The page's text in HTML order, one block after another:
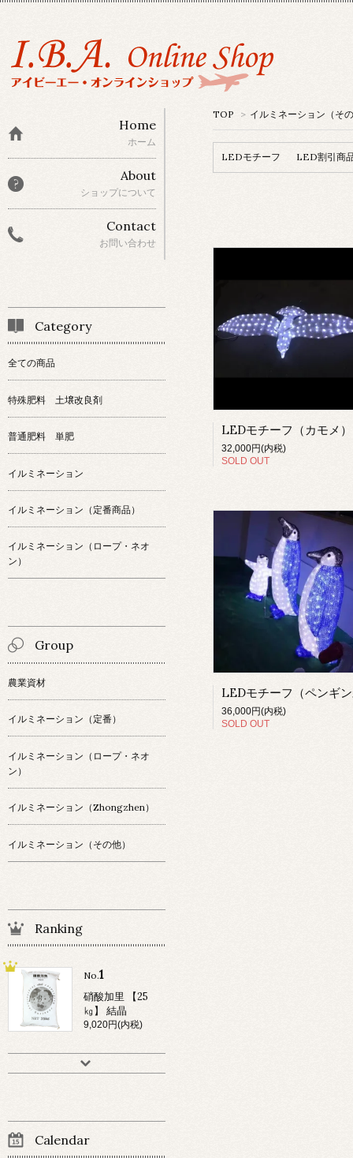
TOP > イルミネーション（そ
LEDモチーフ LED割引商
LEDモチーフ（カモメ）
32,000円(内税)
SOLD OUT
36,000円(内税)
SOLD OUT
Home
ホーム
About
ショップについて
Contact
お問い合わせ
Category
全ての商品
特殊肥料 土壌改良剤
普通肥料 単肥
イルミネーション
イルミネーション（定番商品）
イルミネーション（ロープ・ネオ
ン）
Group
農業資材
イルミネーション（定番）
イルミネーション（ロープ・ネオ
ン）
イルミネーション（Zhongzhen）
イルミネーション（その他）
Ranking
No.1
硝酸加里 【25
㎏】 結晶
9,020円(内税)
Calendar